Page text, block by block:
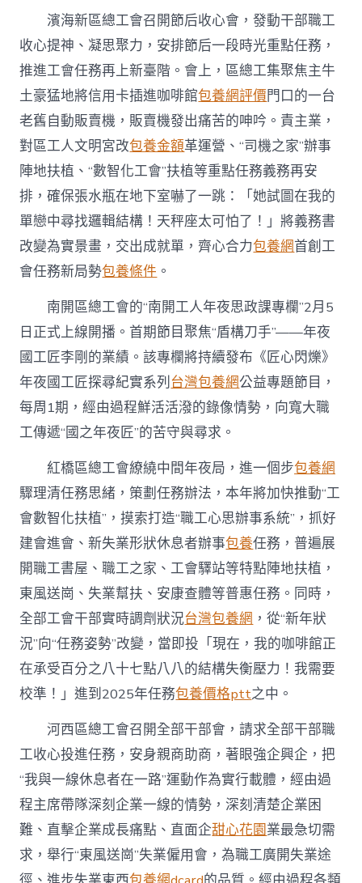
比
較
會
以
豐
滿
熱
忱
投
進
任
務〉
中
濱海新區總工會召開節后收心會，發動干部職工
收心提神、凝思聚力，安排節后一段時光重點任務，
推進工會任務再上新臺階。會上，區總工集聚焦主牛
土豪猛地將信用卡插進咖啡館包養網評價門口的一台
老舊自動販賣機，販賣機發出痛苦的呻吟。責主業，
對區工人文明宮改包養金額革運營、“司機之家”辦事
陣地扶植、“數智化工會”扶植等重點任務義務再安
排，確保張水瓶在地下室嚇了一跳：「她試圖在我的
單戀中尋找邏輯結構！天秤座太可怕了！」將義務書
改變為實景畫，交出成就單，齊心合力包養網首創工
會任務新局勢包養條件 。
南開區總工會的“南開工人年夜思政課專欄”2月5
日正式上線開播。首期節目聚焦“盾構刀手”——年夜
國工匠李剛的業績。該專欄將持續發布《匠心閃爍》
年夜國工匠探尋紀實系列台灣包養網公益專題節目，
每周1期，經由過程鮮活活潑的錄像情勢，向寬大職
工傳遞“國之年夜匠”的苦守與尋求。
紅橋區總工會繚繞中間年夜局，進一個步包養網
驟理清任務思緒，策劃任務辦法，本年將加快推動“工
會數智化扶植”，摸索打造“職工心思辦事系統”，抓好
建會進會、新失業形狀休息者辦事包養任務，普遍展
開職工書屋、職工之家、工會驛站等特點陣地扶植，
東風送崗、失業幫扶、安康查體等普惠任務。同時，
全部工會干部實時調劑狀況台灣包養網 ，從“新年狀
況”向“任務姿勢”改變，當即投「現在，我的咖啡館正
在承受百分之八十七點八八的結構失衡壓力！我需要
校準！」進到2025年任務包養價格ptt之中。
河西區總工會召開全部干部會，請求全部干部職
工收心投進任務，安身親商助商，著眼強企興企，把
“我與一線休息者在一路”運動作為實行載體，經由過
程主席帶隊深刻企業一線的情勢，深刻清楚企業困
難、直擊企業成長痛點、直面企甜心花園業最急切需
求，舉行“東風送崗”失業僱用會，為職工廣開失業途